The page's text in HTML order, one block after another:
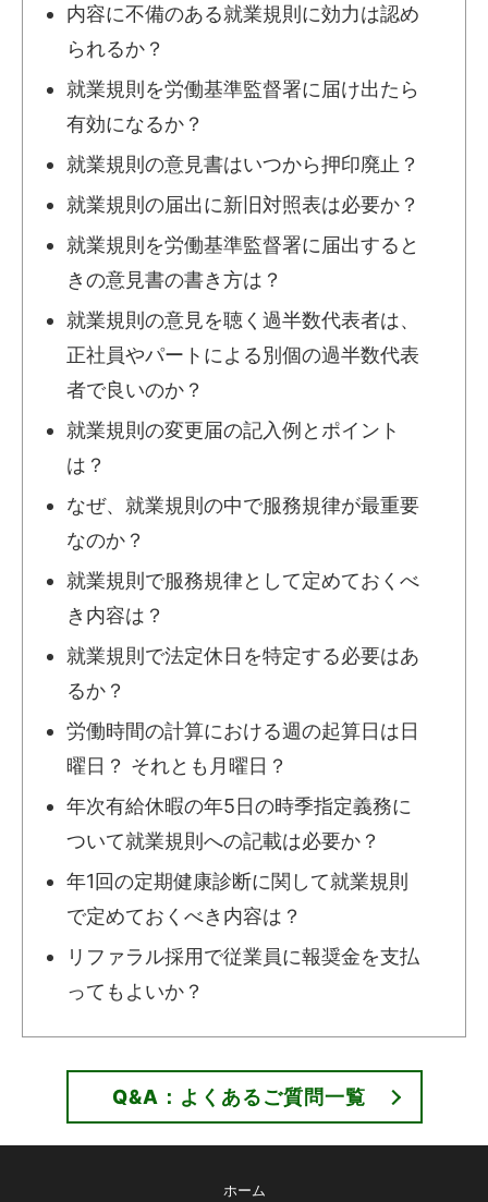
内容に不備のある就業規則に効力は認め
られるか？
就業規則を労働基準監督署に届け出たら
有効になるか？
就業規則の意見書はいつから押印廃止？
就業規則の届出に新旧対照表は必要か？
就業規則を労働基準監督署に届出すると
きの意見書の書き方は？
就業規則の意見を聴く過半数代表者は、
正社員やパートによる別個の過半数代表
者で良いのか？
就業規則の変更届の記入例とポイント
は？
なぜ、就業規則の中で服務規律が最重要
なのか？
就業規則で服務規律として定めておくべ
き内容は？
就業規則で法定休日を特定する必要はあ
るか？
労働時間の計算における週の起算日は日
曜日？ それとも月曜日？
年次有給休暇の年5日の時季指定義務に
ついて就業規則への記載は必要か？
年1回の定期健康診断に関して就業規則
で定めておくべき内容は？
リファラル採用で従業員に報奨金を支払
ってもよいか？
Q&A：よくあるご質問一覧
ホーム